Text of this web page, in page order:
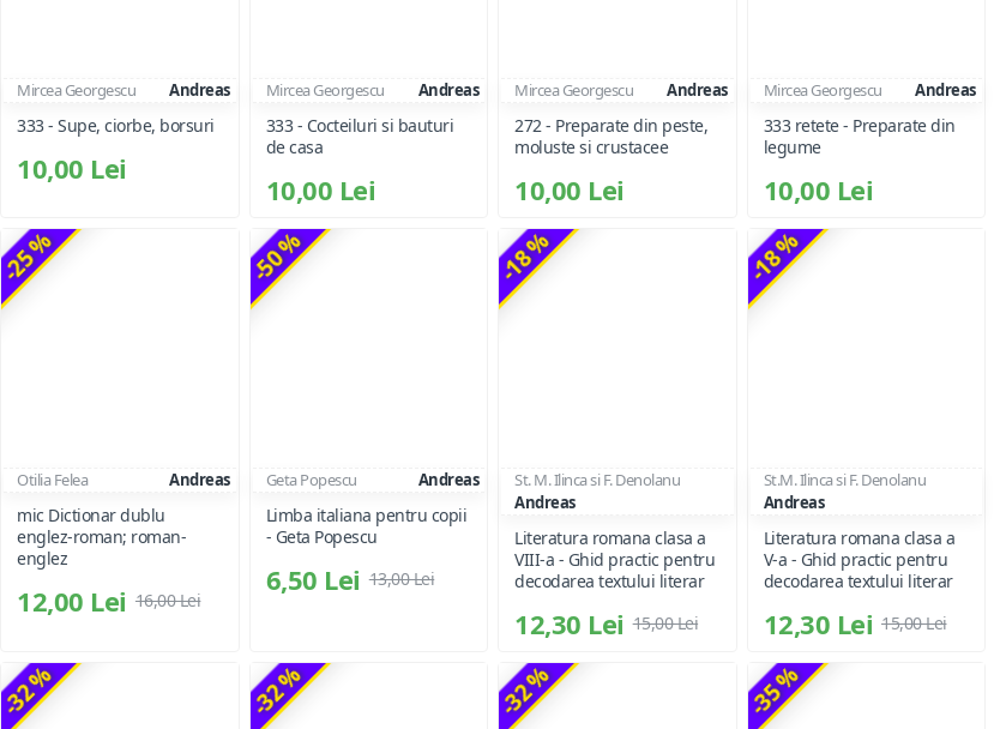
Mircea Georgescu Andreas
333 - Supe, ciorbe, borsuri
10,00 Lei
Mircea Georgescu Andreas
333 - Cocteiluri si bauturi
de casa
10,00 Lei
Mircea Georgescu Andreas
272 - Preparate din peste,
moluste si crustacee
10,00 Lei
Mircea Georgescu Andreas
333 retete - Preparate din
legume
10,00 Lei
-25 %
Otilia Felea Andreas
mic Dictionar dublu
englez-roman; roman-
englez
12,00 Lei 16,00 Lei
-50 %
Geta Popescu Andreas
Limba italiana pentru copii
- Geta Popescu
6,50 Lei 13,00 Lei
-18 %
St. M. Ilinca si F. Denolanu
Andreas
Literatura romana clasa a
VIII-a - Ghid practic pentru
decodarea textului literar
12,30 Lei 15,00 Lei
-18 %
St.M. Ilinca si F. Denolanu
Andreas
Literatura romana clasa a
V-a - Ghid practic pentru
decodarea textului literar
12,30 Lei 15,00 Lei
-32 % -32 % -32 % -35 %